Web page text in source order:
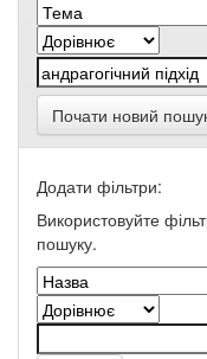
Почати новий
Додати фільтри:
Використовуйте
пошуку.